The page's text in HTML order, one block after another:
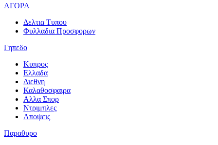
ΑΓΟΡΑ
Δελτια Τυπου
Φυλλαδια Προσφορων
Γηπεδο
Κυπρος
Ελλαδα
Διεθνη
Καλαθοσφαιρα
Αλλα Σπορ
Ντριμπλες
Αποψεις
Παραθυρο